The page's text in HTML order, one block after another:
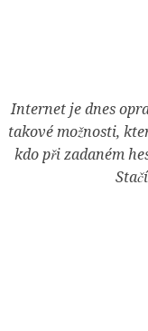
Content]
Internet je dnes
takové možnosti,
kdo při zadaném